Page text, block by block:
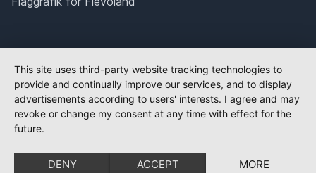
This site uses third-party website tracking technologies to
provide and continually improve our services, and to display
advertisements according to users' interests. I agree and may
revoke or change my consent at any time with effect for the
future.
DENY ACCEPT MORE